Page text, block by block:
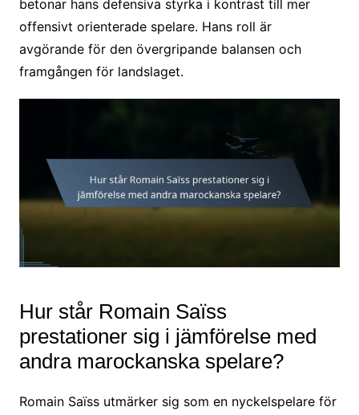
betonar hans defensiva styrka i kontrast till mer
offensivt orienterade spelare. Hans roll är
avgörande för den övergripande balansen och
framgången för landslaget.
Hur står Romain Saïss
prestationer sig i jämförelse med
andra marockanska spelare?
Romain Saïss utmärker sig som en nyckelspelare för